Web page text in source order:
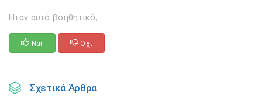
Ηταν αυτό βοηθητικό;
Ναι Οχι
Σχετικά Άρθρα